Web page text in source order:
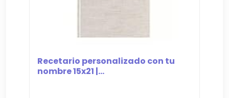
Recetario personalizado con tu
nombre 15x21 |...